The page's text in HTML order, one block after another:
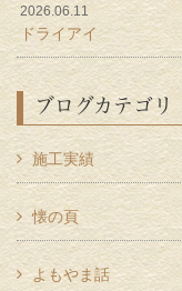
2026.06.11
ドライアイ
ブログカテゴリ
施工実績
懐の頁
よもやま話